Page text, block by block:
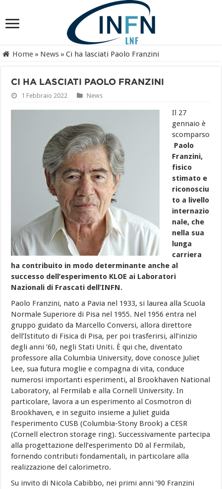
Home » News » Ci ha lasciati Paolo Franzini
CI HA LASCIATI PAOLO FRANZINI
1 Febbraio 2022 News
Il 27
gennaio è
scomparso
Paolo
Franzini,
fisico
stimato e
riconosciu
to a livello
internazio
nale, che
nella sua
lunga
carriera
ha contribuito in modo determinante anche al
successo dell’esperimento KLOE ai Laboratori
Nazionali di Frascati dell’INFN.
Paolo Franzini, nato a Pavia nel 1933, si laurea alla Scuola
Normale Superiore di Pisa nel 1955. Nel 1956 entra nel
gruppo guidato da Marcello Conversi, allora direttore
dell’Istituto di Fisica di Pisa, per poi trasferirsi, all’inizio
degli anni ’60, negli Stati Uniti. È qui che, diventato
professore alla Columbia University, dove conosce Juliet
Lee, sua futura moglie e compagna di vita, conduce
numerosi importanti esperimenti, al Brookhaven National
Laboratory, al Fermilab e alla Cornell University. In
particolare, lavora a un esperimento al Cosmotron di
Brookhaven, e in seguito insieme a Juliet guida
l’esperimento CUSB (Columbia-Stony Brook) a CESR
(Cornell electron storage ring). Successivamente partecipa
alla progettazione dell’esperimento D0 al Fermilab,
fornendo contributi fondamentali, in particolare alla
realizzazione del calorimetro.
Su invito di Nicola Cabibbo, nei primi anni ’90 Franzini